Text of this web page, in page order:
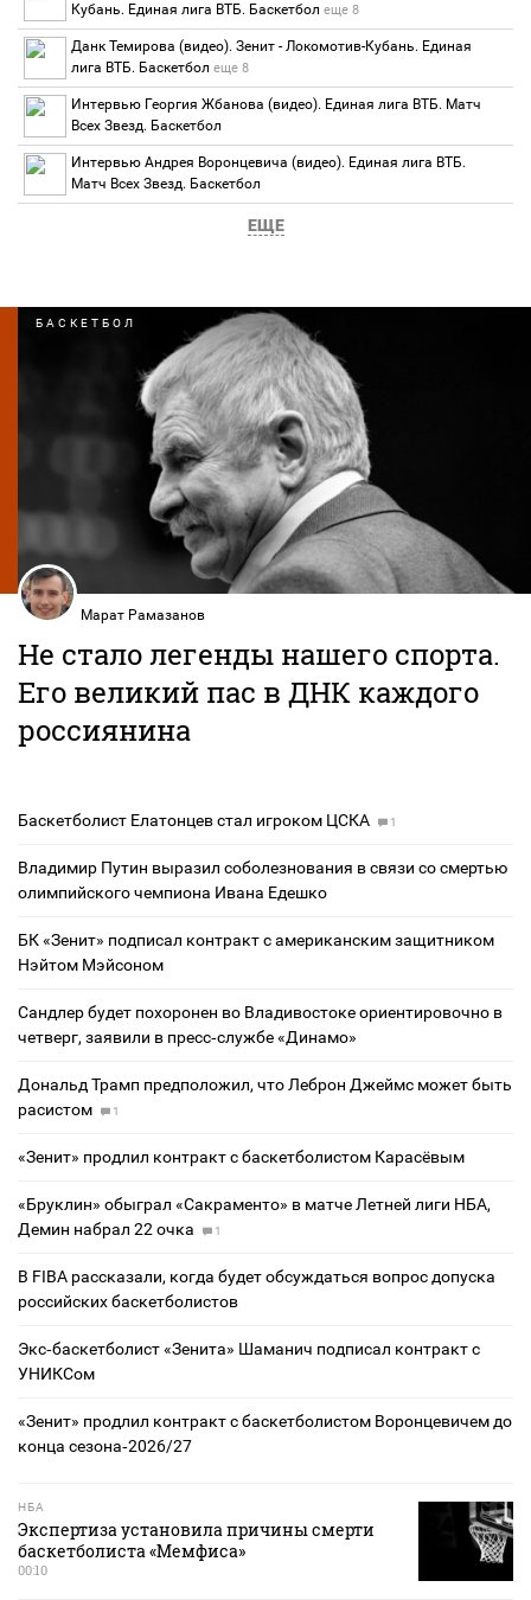
Кубань. Единая лига ВТБ. Баскетбол еще 8
Данк Темирова (видео). Зенит - Локомотив-Кубань. Единая
лига ВТБ. Баскетбол еще 8
Интервью Георгия Жбанова (видео). Единая лига ВТБ. Матч
Всех Звезд. Баскетбол
Интервью Андрея Воронцевича (видео). Единая лига ВТБ.
Матч Всех Звезд. Баскетбол
ЕЩЕ
БАСКЕТБОЛ
Марат Рамазанов
Не стало легенды нашего спорта.
Его великий пас в ДНК каждого
россиянина
Баскетболист Елатонцев стал игроком ЦСКА 1
Владимир Путин выразил соболезнования в связи со смертью
олимпийского чемпиона Ивана Едешко
БК «Зенит» подписал контракт с американским защитником
Нэйтом Мэйсоном
Сандлер будет похоронен во Владивостоке ориентировочно в
четверг, заявили в пресс‑службе «Динамо»
Дональд Трамп предположил, что Леброн Джеймс может быть
расистом
1
«Зенит» продлил контракт с баскетболистом Карасёвым
«Бруклин» обыграл «Сакраменто» в матче Летней лиги НБА,
Демин набрал 22 очка
1
В FIBA рассказали, когда будет обсуждаться вопрос допуска
российских баскетболистов
Экс‑баскетболист «Зенита» Шаманич подписал контракт с
УНИКСом
«Зенит» продлил контракт с баскетболистом Воронцевичем до
конца сезона‑2026/27
НБА
Экспертиза установила причины смерти
баскетболиста «Мемфиса»
00:10